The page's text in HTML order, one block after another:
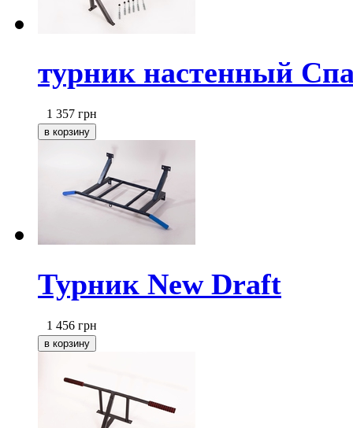
турник настенный
1 357 грн
Турник New Draft
1 456 грн